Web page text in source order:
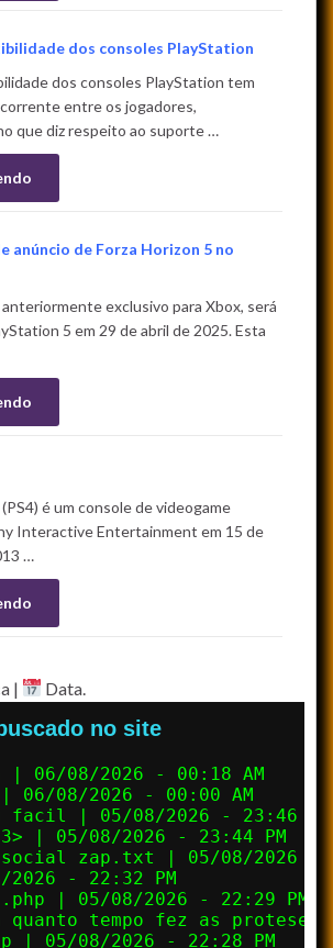
dos consoles PlayStation
dos consoles PlayStation tem
entre os jogadores,
que diz respeito ao suporte …
anúncio de Forza Horizon 5 no
anteriormente exclusivo para Xbox, será
5 em 29 de abril de 2025. Esta
é um console de videogame
Interactive Entertainment em 15 de
…
| Data.